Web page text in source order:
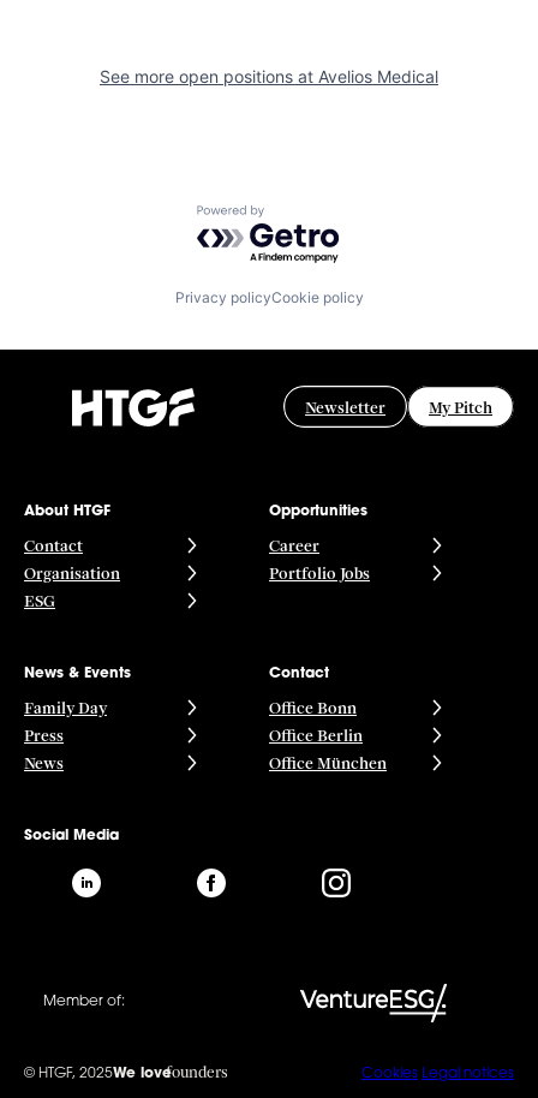
See more open positions at Avelios Medical
Powered by Getro.com
Privacy policyCookie policy
Newsletter My Pitch
About HTGF
Contact
Organisation
ESG
Opportunities
Career
Portfolio Jobs
News & Events
Family Day
Press
News
Contact
Office Bonn
Office Berlin
Office München
Social Media
Member of:
© HTGF, 2025We lovefounders Cookies Legal notices